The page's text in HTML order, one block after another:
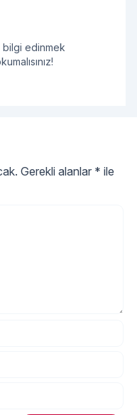
bilgi edinmek
Gerekli alanlar * ile